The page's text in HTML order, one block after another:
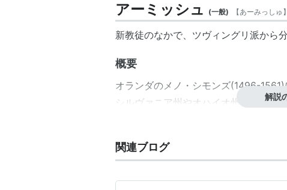
アーミッシュ (一般) 【あーみっしゅ】
新教徒のなかで、ツヴィングリ派から
概要
オランダのメノ・シモンズ(1496-
シルヴァニア州やオハイオ州に住むド
メノナイトをはじめ再洗礼派はルター
解説
関連ブログ